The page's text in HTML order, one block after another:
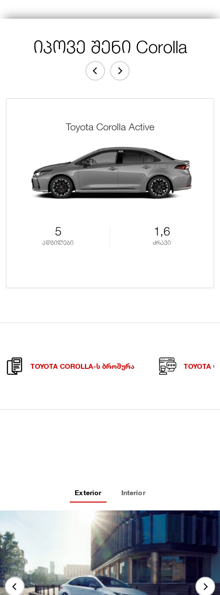
იპოვე შენი Corolla
Toyota Corolla Active
5
ადგილები
1,6
ძრავი
TOYOTA COROLLA-Ს ᲑᲠᲝᲨᲣᲠᲐ TOYOTA
Exterior Interior